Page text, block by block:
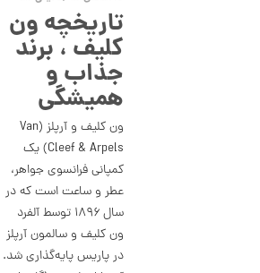
تاریخچه ون
کلیف ، برند
جذاب و
همیشگی
ون کلیف و آرپلز (Van
Cleef & Arpels) یک
کمپانی فرانسوی جواهر،
عطر و ساعت است که در
سال ۱۸۹۶ توسط آلفرد
ون کلیف و سالمون آرپلز
در پاریس پایه‌گذاری شد.